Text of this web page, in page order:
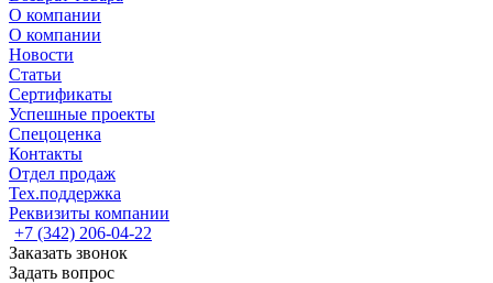
О компании
О компании
Новости
Статьи
Сертификаты
Успешные проекты
Спецоценка
Контакты
Отдел продаж
Тех.поддержка
Реквизиты компании
+7 (342) 206-04-22
Заказать звонок
Задать вопрос